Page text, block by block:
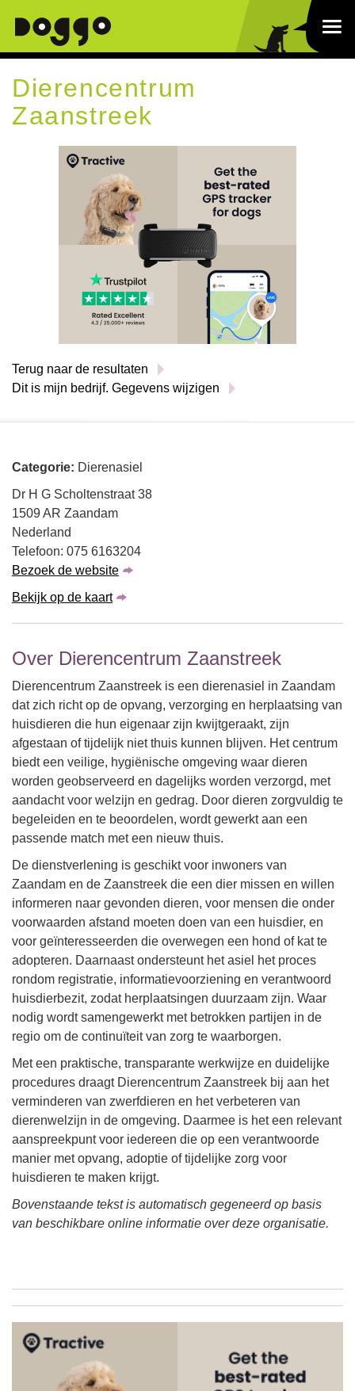
Dierencentrum
Zaanstreek
Terug naar de resultaten
Dit is mijn bedrijf. Gegevens wijzigen
Categorie: Dierenasiel
Dr H G Scholtenstraat 38
1509 AR Zaandam
Nederland
Telefoon: 075 6163204
Bezoek de website
Bekijk op de kaart
Over Dierencentrum Zaanstreek
Dierencentrum Zaanstreek is een dierenasiel in Zaandam
dat zich richt op de opvang, verzorging en herplaatsing van
huisdieren die hun eigenaar zijn kwijtgeraakt, zijn
afgestaan of tijdelijk niet thuis kunnen blijven. Het centrum
biedt een veilige, hygiënische omgeving waar dieren
worden geobserveerd en dagelijks worden verzorgd, met
aandacht voor welzijn en gedrag. Door dieren zorgvuldig te
begeleiden en te beoordelen, wordt gewerkt aan een
passende match met een nieuw thuis.
De dienstverlening is geschikt voor inwoners van
Zaandam en de Zaanstreek die een dier missen en willen
informeren naar gevonden dieren, voor mensen die onder
voorwaarden afstand moeten doen van een huisdier, en
voor geïnteresseerden die overwegen een hond of kat te
adopteren. Daarnaast ondersteunt het asiel het proces
rondom registratie, informatievoorziening en verantwoord
huisdierbezit, zodat herplaatsingen duurzaam zijn. Waar
nodig wordt samengewerkt met betrokken partijen in de
regio om de continuïteit van zorg te waarborgen.
Met een praktische, transparante werkwijze en duidelijke
procedures draagt Dierencentrum Zaanstreek bij aan het
verminderen van zwerfdieren en het verbeteren van
dierenwelzijn in de omgeving. Daarmee is het een relevant
aanspreekpunt voor iedereen die op een verantwoorde
manier met opvang, adoptie of tijdelijke zorg voor
huisdieren te maken krijgt.
Bovenstaande tekst is automatisch gegeneerd op basis
van beschikbare online informatie over deze organisatie.